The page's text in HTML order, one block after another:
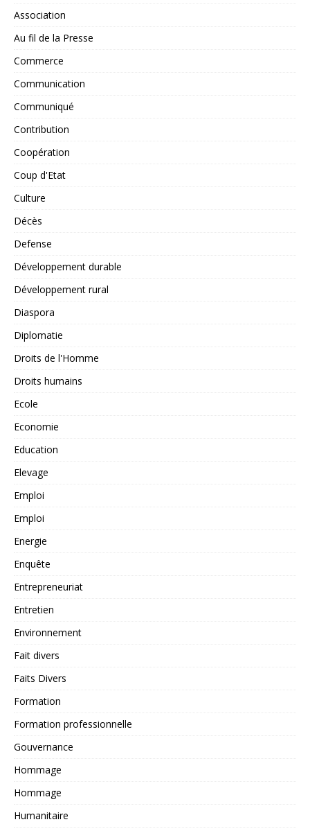
Association
Au fil de la Presse
Commerce
Communication
Communiqué
Contribution
Coopération
Coup d'Etat
Culture
Décès
Defense
Développement durable
Développement rural
Diaspora
Diplomatie
Droits de l'Homme
Droits humains
Ecole
Economie
Education
Elevage
Emploi
Emploi
Energie
Enquête
Entrepreneuriat
Entretien
Environnement
Fait divers
Faits Divers
Formation
Formation professionnelle
Gouvernance
Hommage
Hommage
Humanitaire